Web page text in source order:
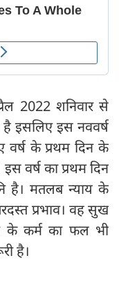
2022 शनिवार से
इसलिए इस नववर्ष
वर्ष के प्रथम दिन के
इस वर्ष का प्रथम दिन
है। मतलब न्याय के
प्रभाव। वह सुख
के कर्म का फल भी
है।